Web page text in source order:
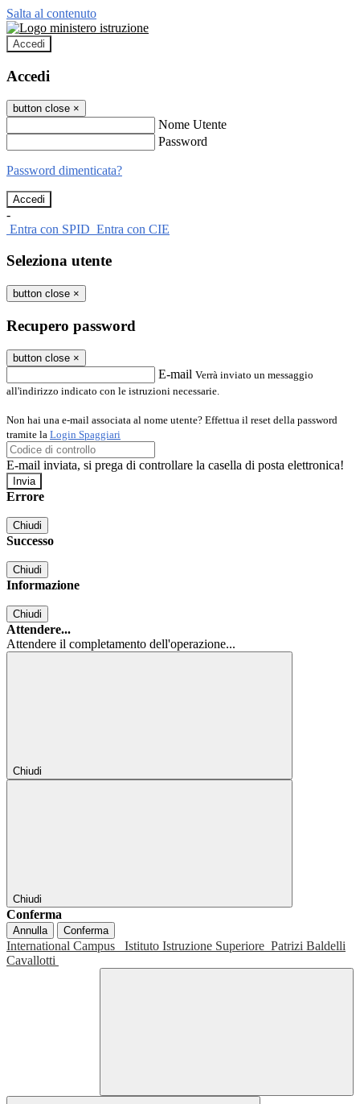
Salta al contenuto
Accedi
Accedi
button close ×
Nome Utente
Password
Password dimenticata?
-
Entra con SPID Entra con CIE
Seleziona utente
button close ×
Recupero password
button close ×
E-mail Verrà inviato un messaggio
all'indirizzo indicato con le istruzioni necessarie.
Non hai una e-mail associata al nome utente? Effettua il reset della password
tramite la Login Spaggiari
E-mail inviata, si prega di controllare la casella di posta elettronica!
Errore
Chiudi
Successo
Chiudi
Informazione
Chiudi
Attendere...
Attendere il completamento dell'operazione...
Chiudi
Chiudi
Conferma
Annulla Conferma
International Campus Istituto Istruzione Superiore Patrizi Baldelli
Cavallotti